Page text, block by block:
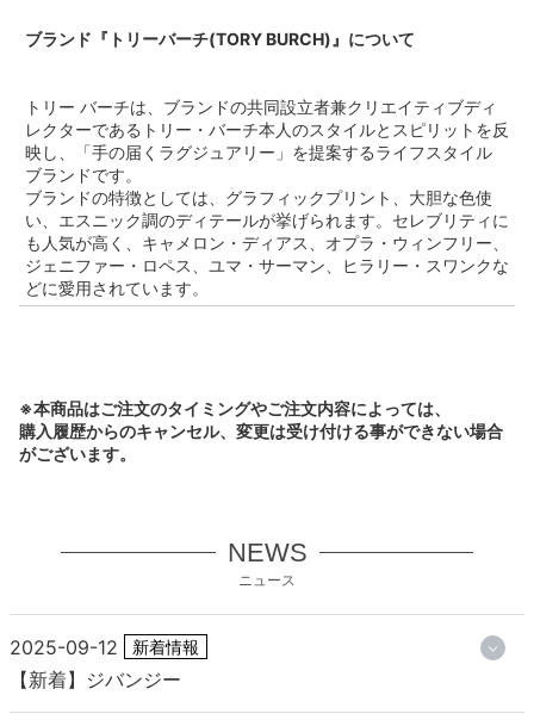
ブランド『トリーバーチ(TORY BURCH)』について
トリー バーチは、ブランドの共同設立者兼クリエイティブディ
レクターであるトリー・バーチ本人のスタイルとスピリットを反
映し、「手の届くラグジュアリー」を提案するライフスタイル
ブランドです。
ブランドの特徴としては、グラフィックプリント、大胆な色使
い、エスニック調のディテールが挙げられます。セレブリティに
も人気が高く、キャメロン・ディアス、オプラ・ウィンフリー、
ジェニファー・ロペス、ユマ・サーマン、ヒラリー・スワンクな
どに愛用されています。
※本商品はご注文のタイミングやご注文内容によっては、
購入履歴からのキャンセル、変更は受け付ける事ができない場合
がございます。
NEWS
ニュース
2025-09-12 新着情報
【新着】ジバンジー